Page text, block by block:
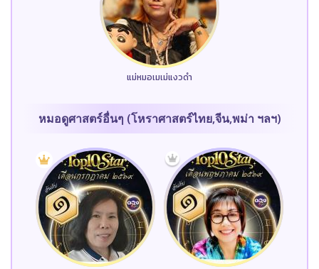
แม่หมอเมเม่แงวดำ
หมอดูศาสตร์อื่นๆ (โหราศาสตร์ไทย,จีน,พม่า ฯลฯ)